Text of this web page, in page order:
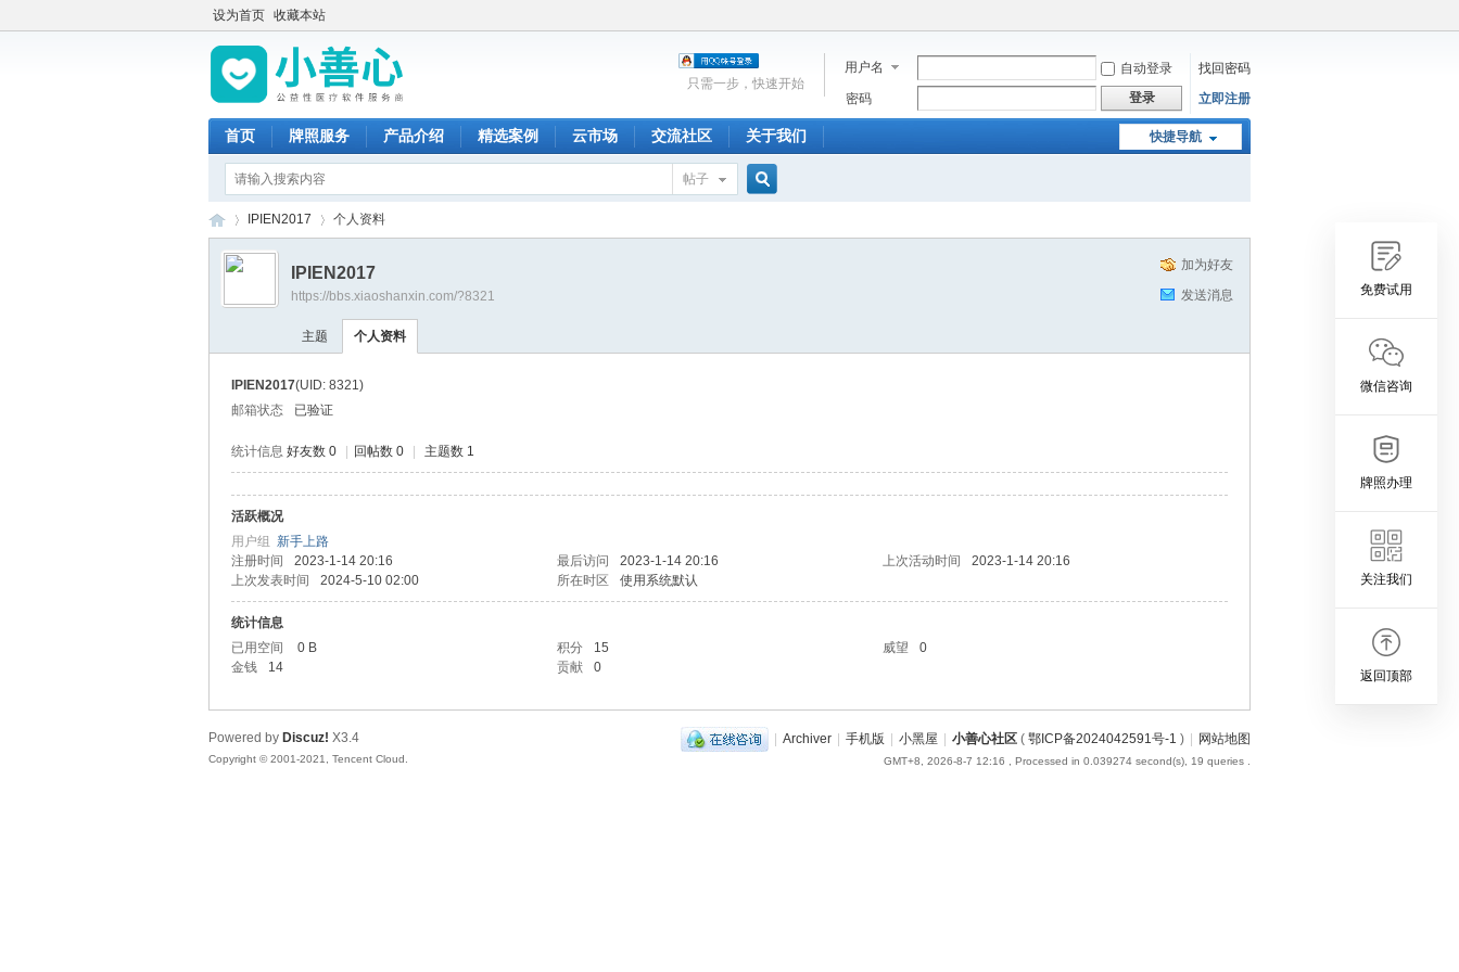
设为首页 收藏本站
用户名 自动登录
找回密码
密码
登录 立即注册
只需一步，快速开始
快捷导航
首页 牌照服务 产品介绍 精选案例 云市场 交流社区 关于我们
帖子
心
›
IPIEN2017 个人资料
加为好友
发送消息
IPIEN2017
https://bbs.xiaoshanxin.com/?8321
主题 个人资料
IPIEN2017(UID: 8321)
邮箱状态
已验证
统计信息 好友数 0 回帖数 0 主题数 1
活跃概况
用户组 新手上路
注册时间
2023-1-14 20:16 最后访问 2023-1-14 20:16 上次活动时间
2023-1-14 20:16
上次发表时间
2024-5-10 02:00 所在时区 使用系统默认
统计信息
已用空间
0 B 积分 15 威望
0
金钱
14 贡献 0
| Archiver | 手机版 | 小黑屋 | 小善心社区 ( 鄂ICP备2024042591号-1 ) | 网站地图
免费试用
微信咨询
牌照办理
关注我们
返回顶部
GMT+8, 2026-8-7 12:16 , Processed in 0.039274 second(s), 19 queries .
Powered by Discuz! X3.4
Copyright © 2001-2021, Tencent Cloud.